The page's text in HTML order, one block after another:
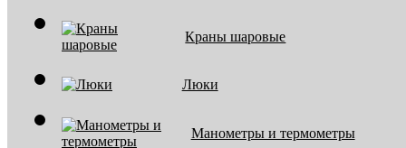
Краны шаровые
Люки
Манометры и термометры